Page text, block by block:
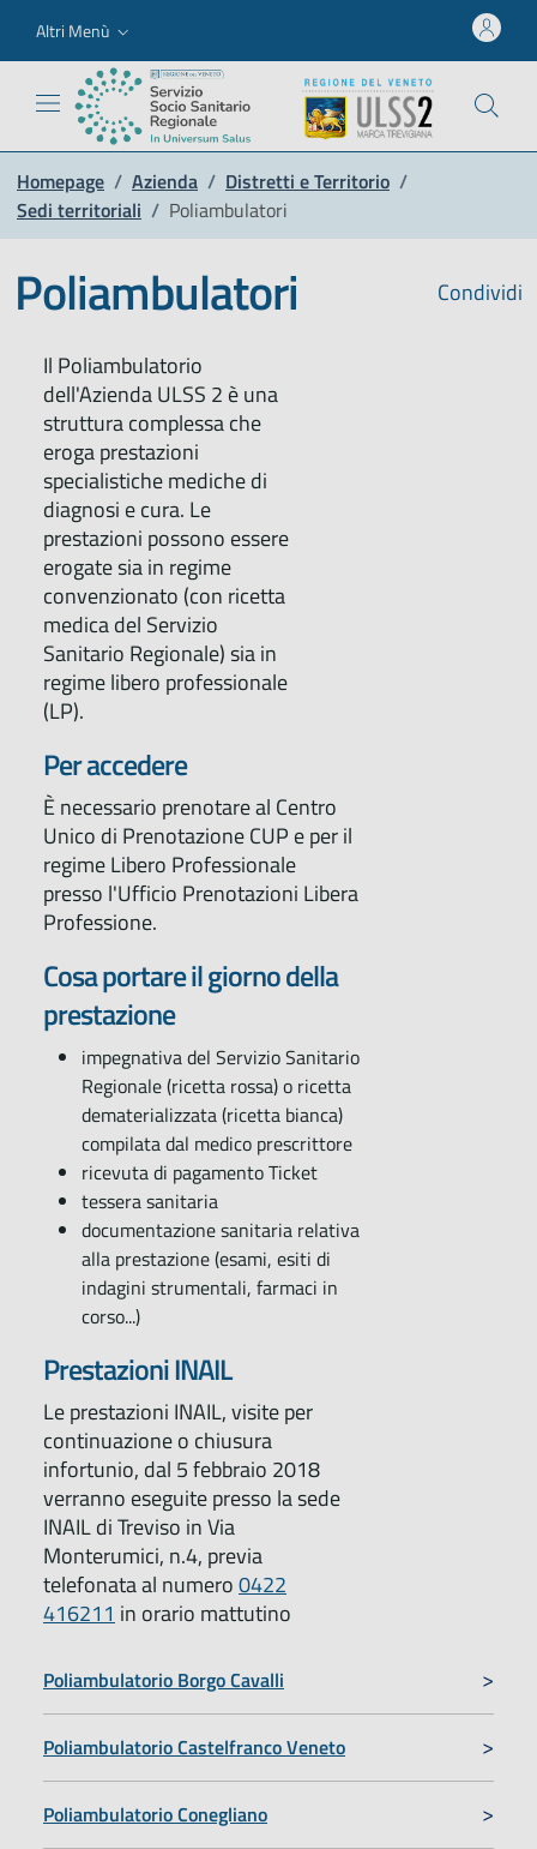
Altri Menù
Homepage / Azienda / Distretti e Territorio /
Sedi territoriali / Poliambulatori
Condividi
Poliambulatori
Il Poliambulatorio
dell'Azienda ULSS 2 è una
struttura complessa che
eroga prestazioni
specialistiche mediche di
diagnosi e cura. Le
prestazioni possono essere
erogate sia in regime
convenzionato (con ricetta
medica del Servizio
Sanitario Regionale) sia in
regime libero professionale
(LP).
Per accedere
È necessario prenotare al Centro
Unico di Prenotazione CUP e per il
regime Libero Professionale
presso l'Ufficio Prenotazioni Libera
Professione.
Cosa portare il giorno della
prestazione
impegnativa del Servizio Sanitario
Regionale (ricetta rossa) o ricetta
dematerializzata (ricetta bianca)
compilata dal medico prescrittore
ricevuta di pagamento Ticket
tessera sanitaria
documentazione sanitaria relativa
alla prestazione (esami, esiti di
indagini strumentali, farmaci in
corso...)
Prestazioni INAIL
Le prestazioni INAIL, visite per
continuazione o chiusura
infortunio, dal 5 febbraio 2018
verranno eseguite presso la sede
INAIL di Treviso in Via
Monterumici, n.4, previa
telefonata al numero0422
416211 in orario mattutino
Poliambulatorio Borgo Cavalli
Poliambulatorio Castelfranco Veneto
Poliambulatorio Conegliano